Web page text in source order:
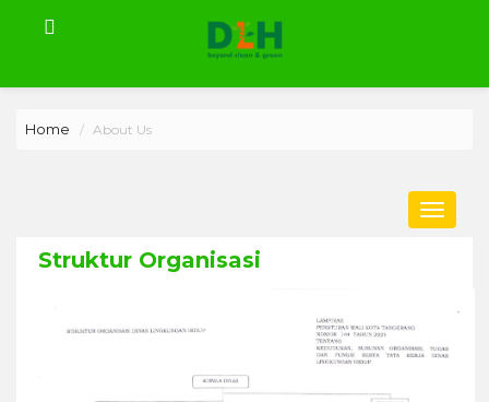
Home About Us
Toggle
Struktur Organisasi